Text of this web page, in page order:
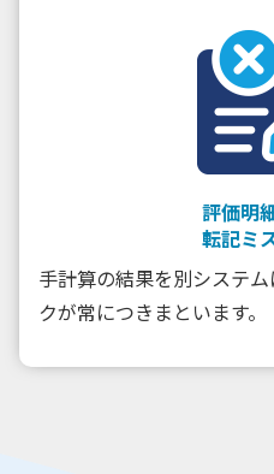
評価明
転記ミ
手計算の結果を別システ
クが常につきまといます。